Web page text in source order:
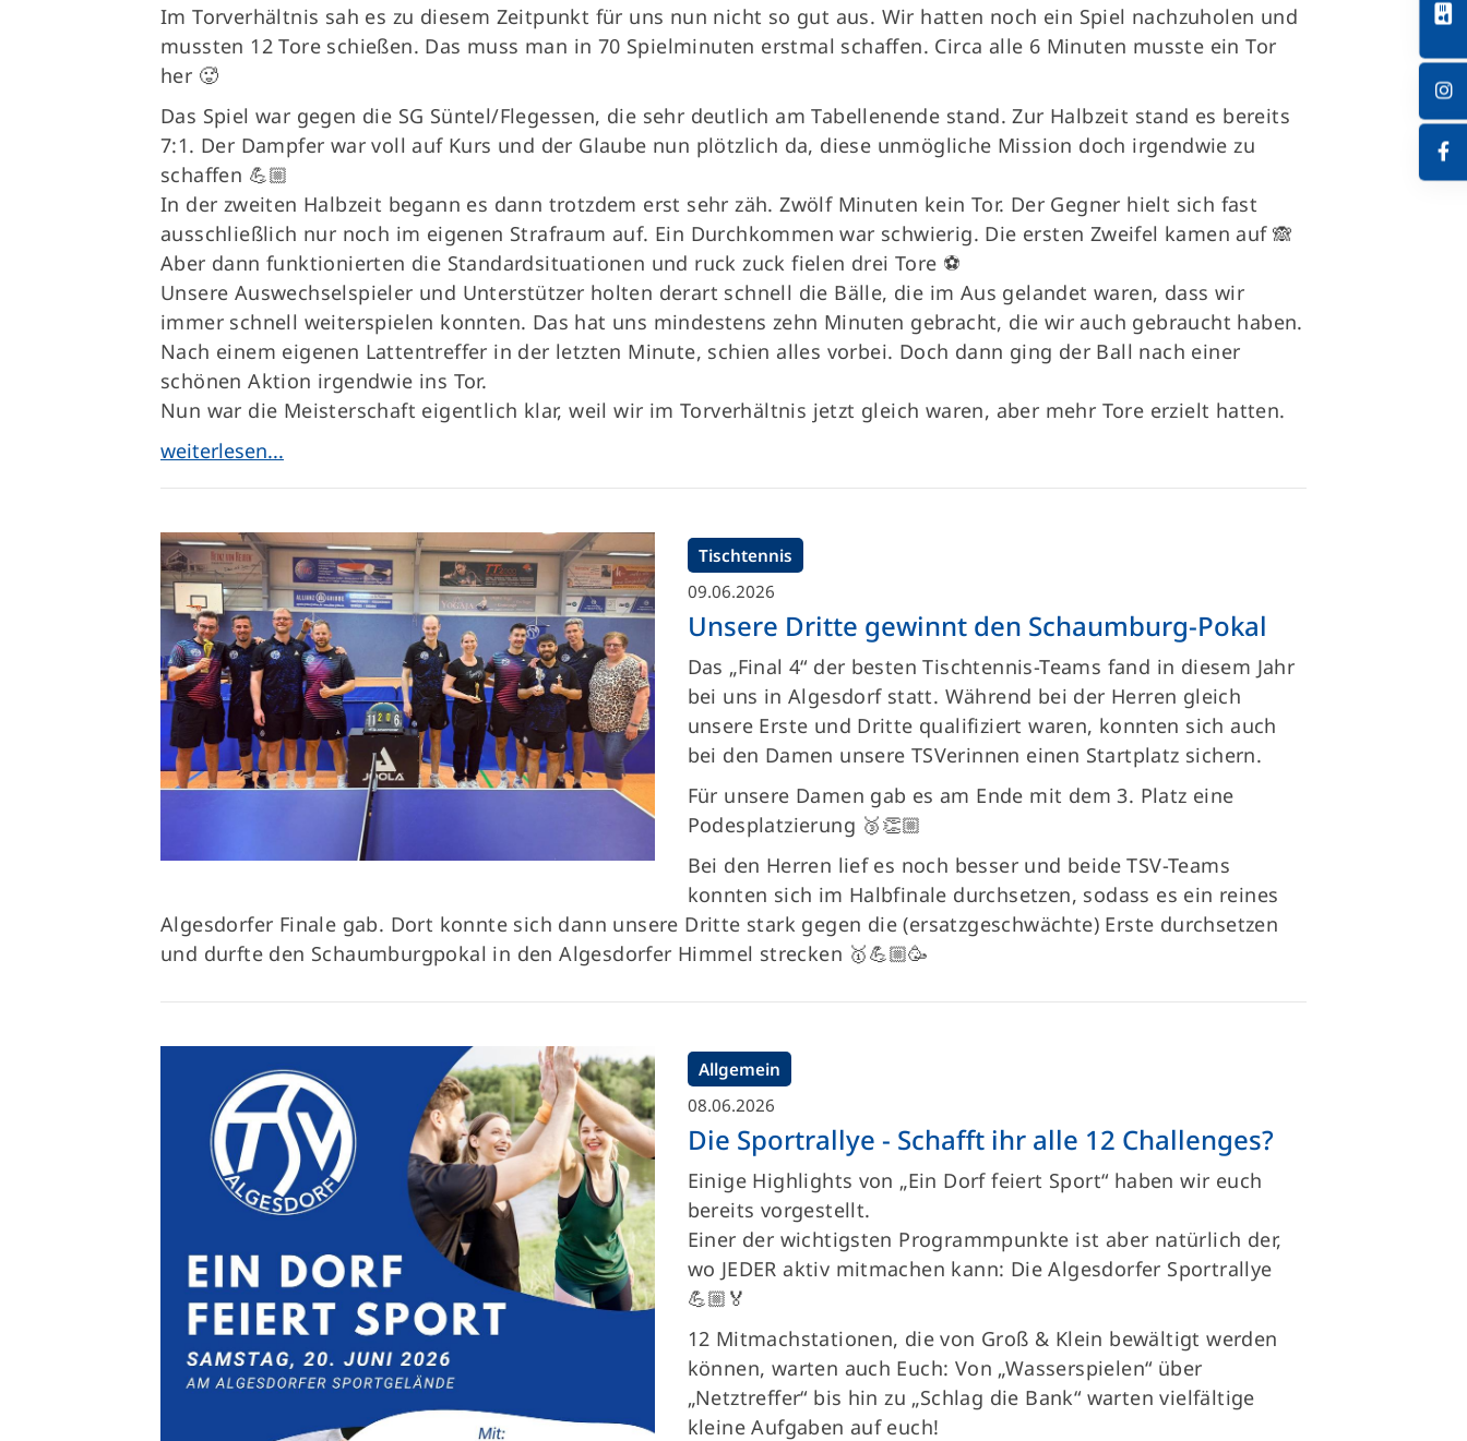
Im Torverhältnis sah es zu diesem Zeitpunkt für uns nun nicht so gut aus. Wir hatten noch ein Spiel nachzuholen und
mussten 12 Tore schießen. Das muss man in 70 Spielminuten erstmal schaffen. Circa alle 6 Minuten musste ein Tor
her 🥵
Das Spiel war gegen die SG Süntel/Flegessen, die sehr deutlich am Tabellenende stand. Zur Halbzeit stand es bereits
7:1. Der Dampfer war voll auf Kurs und der Glaube nun plötzlich da, diese unmögliche Mission doch irgendwie zu
schaffen 💪🏼
In der zweiten Halbzeit begann es dann trotzdem erst sehr zäh. Zwölf Minuten kein Tor. Der Gegner hielt sich fast
ausschließlich nur noch im eigenen Strafraum auf. Ein Durchkommen war schwierig. Die ersten Zweifel kamen auf 🙈
Aber dann funktionierten die Standardsituationen und ruck zuck fielen drei Tore ⚽️
Unsere Auswechselspieler und Unterstützer holten derart schnell die Bälle, die im Aus gelandet waren, dass wir
immer schnell weiterspielen konnten. Das hat uns mindestens zehn Minuten gebracht, die wir auch gebraucht haben.
Nach einem eigenen Lattentreffer in der letzten Minute, schien alles vorbei. Doch dann ging der Ball nach einer
schönen Aktion irgendwie ins Tor.
Nun war die Meisterschaft eigentlich klar, weil wir im Torverhältnis jetzt gleich waren, aber mehr Tore erzielt hatten.
Tischtennis
09.06.2026
Unsere Dritte gewinnt den Schaumburg-Pokal
Das „Final 4“ der besten Tischtennis-Teams fand in diesem Jahr
bei uns in Algesdorf statt. Während bei der Herren gleich
unsere Erste und Dritte qualifiziert waren, konnten sich auch
bei den Damen unsere TSVerinnen einen Startplatz sichern.
Für unsere Damen gab es am Ende mit dem 3. Platz eine
Podesplatzierung 🥉👏🏼
Bei den Herren lief es noch besser und beide TSV-Teams
konnten sich im Halbfinale durchsetzen, sodass es ein reines
Algesdorfer Finale gab. Dort konnte sich dann unsere Dritte stark gegen die (ersatzgeschwächte) Erste durchsetzen
und durfte den Schaumburgpokal in den Algesdorfer Himmel strecken 🥇💪🏼🥳
Allgemein
08.06.2026
Die Sportrallye - Schafft ihr alle 12 Challenges?
Einige Highlights von „Ein Dorf feiert Sport“ haben wir euch
bereits vorgestellt.
Einer der wichtigsten Programmpunkte ist aber natürlich der,
wo JEDER aktiv mitmachen kann: Die Algesdorfer Sportrallye
💪🏼🏅
12 Mitmachstationen, die von Groß & Klein bewältigt werden
können, warten auch Euch: Von „Wasserspielen“ über
„Netztreffer“ bis hin zu „Schlag die Bank“ warten vielfältige
kleine Aufgaben auf euch!